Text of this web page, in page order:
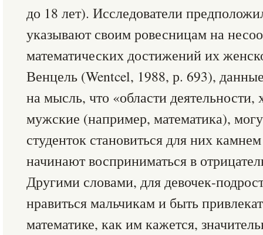
до 18 лет). Исследователи
указывают своим ровесницам на
математических достижений их
Венцель (Wentcel, 1988, р. 693),
на мысль, что «области деятельности,
мужские (например, математика),
студенток становиться для них
начинают восприниматься в
Другими словами, для девочек-
нравиться мальчикам и быть
математике, как им кажется,